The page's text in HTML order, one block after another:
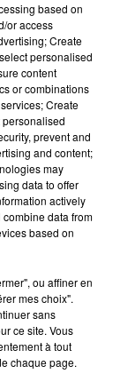
situation
est toujours
FERME
based on
or access
Create
personalised
content
or combinations
Create
prevent and
and content;
may
data to offer
actively
data from
based on
ou affiner en
mes choix".
sans
ce site. Vous
à tout
chaque page.